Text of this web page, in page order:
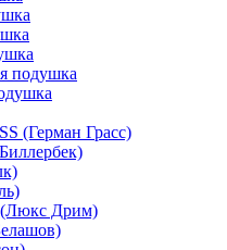
подушка
(Герман Грасс)
Дрим)